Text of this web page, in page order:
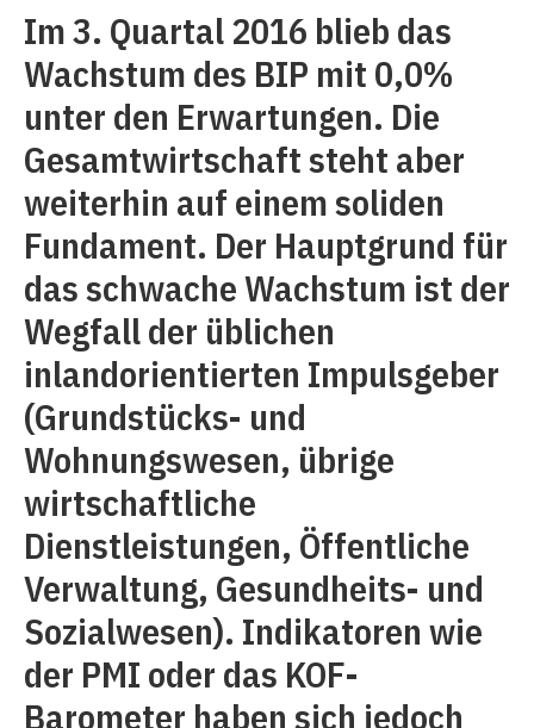
Im 3. Quartal 2016 blieb das
Wachstum des BIP mit 0,0%
unter den Erwartungen. Die
Gesamtwirtschaft steht aber
weiterhin auf einem soliden
Fundament. Der Hauptgrund für
das schwache Wachstum ist der
Wegfall der üblichen
inlandorientierten Impulsgeber
(Grundstücks- und
Wohnungswesen, übrige
wirtschaftliche
Dienstleistungen, Öffentliche
Verwaltung, Gesundheits- und
Sozialwesen). Indikatoren wie
der PMI oder das KOF-
Barometer haben sich jedoch